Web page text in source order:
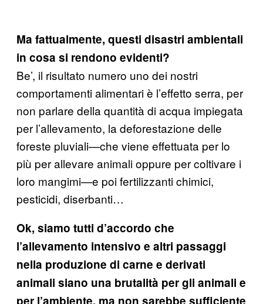
Ma fattualmente, questi disastri ambientali
in cosa si rendono evidenti?
Be’, il risultato numero uno dei nostri
comportamenti alimentari è l’effetto serra, per
non parlare della quantità di acqua impiegata
per l’allevamento, la deforestazione delle
foreste pluviali—che viene effettuata per lo
più per allevare animali oppure per coltivare i
loro mangimi—e poi fertilizzanti chimici,
pesticidi, diserbanti…
Ok, siamo tutti d’accordo che
l’allevamento intensivo e altri passaggi
nella produzione di carne e derivati
animali siano una brutalità per gli animali e
per l’ambiente, ma non sarebbe sufficiente